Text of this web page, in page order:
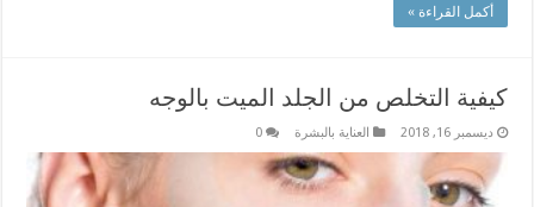
أكمل القراءة »
كيفية التخلص من الجلد الميت بالوجه
ديسمبر 16, 2018 العناية بالبشرة 0